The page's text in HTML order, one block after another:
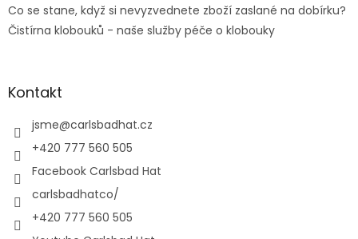
Co se stane, když si nevyzvednete zboží zaslané na dobírku?
Čistírna klobouků - naše služby péče o klobouky
Kontakt
jsme@carlsbadhat.cz
+420 777 560 505
Facebook Carlsbad Hat
carlsbadhatco/
+420 777 560 505